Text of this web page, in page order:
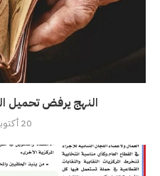
النهج يرفض تحميل
20 أكتوبر، 2020